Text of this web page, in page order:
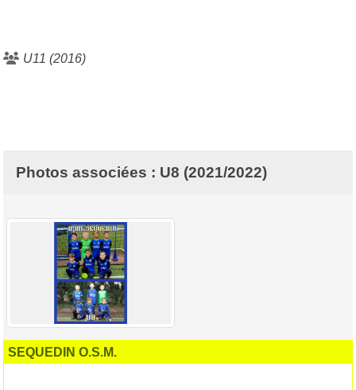
U11 (2016)
Photos associées : U8 (2021/2022)
SEQUEDIN O.S.M.